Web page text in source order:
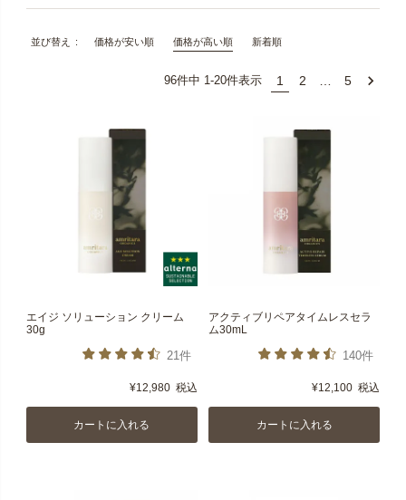
並び替え 価格が安い順 価格が高い順 新着順
96件中 1-20件表示 1 2 5
エイジ ソリューション クリーム
30g
21件
¥12,980 税込
カートに入れる
アクティブリペアタイムレスセラ
ム30mL
140件
¥12,100 税込
カートに入れる